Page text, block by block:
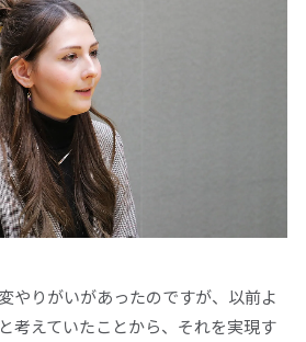
やりがいがあったのですが、以前よ
考えていたことから、それを実現す